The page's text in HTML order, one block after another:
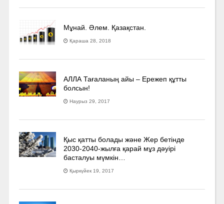
Мұнай. Әлем. Қазақстан.
Қараша 28, 2018
АЛЛА Тағаланың айы – Ережеп құтты
болсын!
Наурыз 29, 2017
Қыс қатты болады және Жер бетінде
2030-2040­-жылға қарай мұз дәуірі
басталуы мүмкін…
Қыркүйек 19, 2017